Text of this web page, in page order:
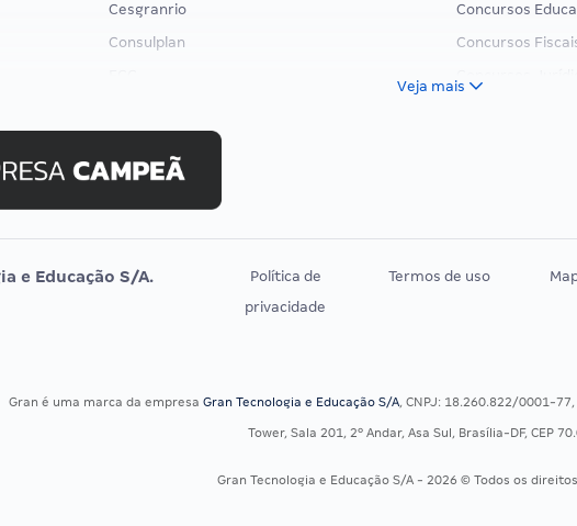
Cesgranrio
Consulplan
Selecon
Uniase
Vunesp
Concursos
Concursos
Residência
Veja mais
e Educação S/A.
Política de
privacidade
Termos de uso
Gran é uma marca da empresaGran Tecnologia e Educação S/A, CNPJ: 18.260.822/0001-
Tower, Sala 201, 2º Andar, Asa Sul, Brasília-DF, CEP
Gran Tecnologia e Educação S/A - 2026 © Todos os